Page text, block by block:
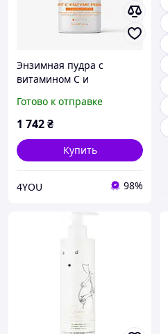
Энзимная пудра с
витамином C и
Enzyme Cleansing Powder
ED Cosmetics 30 мл
Готово к отправке
1 742₴
Купить
4YOU 98%